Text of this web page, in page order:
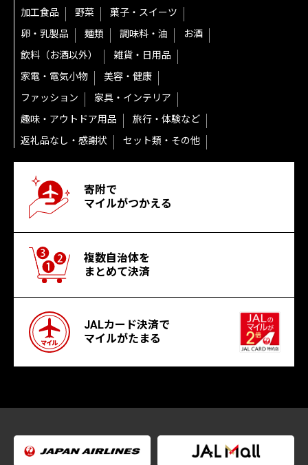
加工食品
野菜
菓子・スイーツ
卵・乳製品
麺類 調味料・油
お酒
飲料（お酒以外）
雑貨・日用品
家電・電気小物
美容・健康
ファッション
家具・インテリア
趣味・アウトドア用品
旅行・体験など
返礼品なし・感謝状
セット類・その他
寄附で
マイルがつかえる
複数自治体を
まとめて決済
JALカード決済で
マイルがたまる